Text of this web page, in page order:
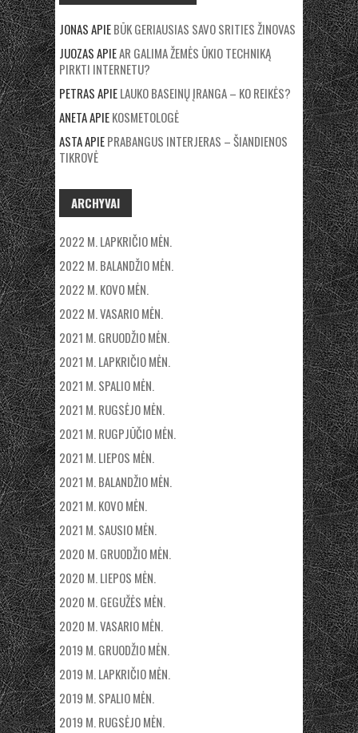
JONASAPIEBŪK GERIAUSIAS SAVO SRITIES ŽINOVAS
JUOZASAPIEAR GALIMA ŽEMĖS ŪKIO TECHNIKĄ
PIRKTI INTERNETU?
PETRASAPIELAUKO BASEINŲ ĮRANGA – KO REIKĖS?
ANETAAPIEKOSMETOLOGĖ
ASTAAPIEPRABANGUS INTERJERAS – ŠIANDIENOS
TIKROVĖ
ARCHYVAI
2022 M. LAPKRIČIO MĖN.
2022 M. BALANDŽIO MĖN.
2022 M. KOVO MĖN.
2022 M. VASARIO MĖN.
2021 M. GRUODŽIO MĖN.
2021 M. LAPKRIČIO MĖN.
2021 M. SPALIO MĖN.
2021 M. RUGSĖJO MĖN.
2021 M. RUGPJŪČIO MĖN.
2021 M. LIEPOS MĖN.
2021 M. BALANDŽIO MĖN.
2021 M. KOVO MĖN.
2021 M. SAUSIO MĖN.
2020 M. GRUODŽIO MĖN.
2020 M. LIEPOS MĖN.
2020 M. GEGUŽĖS MĖN.
2020 M. VASARIO MĖN.
2019 M. GRUODŽIO MĖN.
2019 M. LAPKRIČIO MĖN.
2019 M. SPALIO MĖN.
2019 M. RUGSĖJO MĖN.